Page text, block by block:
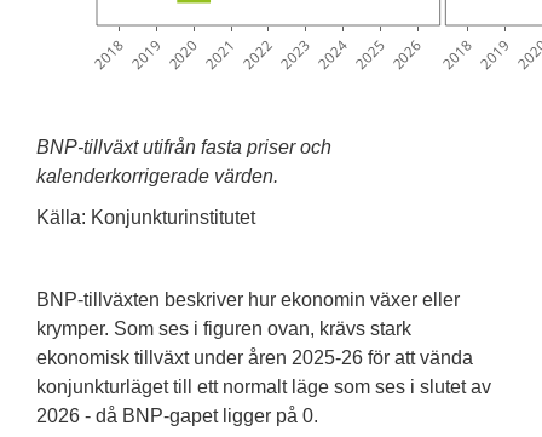
2018 2019 2020 2021 2022 2023 2024 2025 2026 2018 2019
BNP-tillväxt utifrån fasta priser och
kalenderkorrigerade värden.
Källa: Konjunkturinstitutet
BNP-tillväxten beskriver hur ekonomin växer eller
krymper. Som ses i figuren ovan, krävs stark
ekonomisk tillväxt under åren 2025-26 för att vända
konjunkturläget till ett normalt läge som ses i slutet av
2026 - då BNP-gapet ligger på 0.